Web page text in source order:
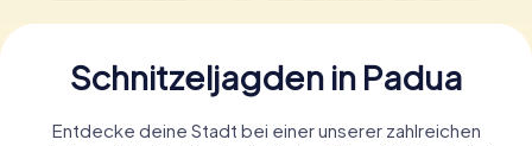
Schnitzeljagden in Padua
Entdecke deine Stadt bei einer unserer zahlreichen